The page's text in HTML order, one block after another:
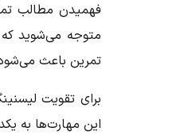
فهمیدن مطالب
متوجه می‌شوید
تمرین باعث
برای تقویت
این مهارت‌ها به